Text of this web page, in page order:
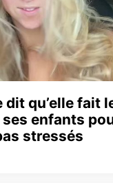
dit qu’elle fait
enfants
stressés